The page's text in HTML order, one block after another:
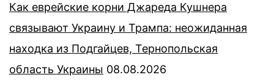
Как еврейские корни Джареда Кушнера
связывают Украину и Трампа: неожиданная
находка из Подгайцев, Тернопольская
область Украины 08.08.2026